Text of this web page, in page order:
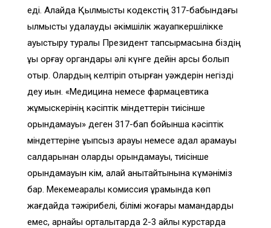
еді. Алайда Қылмыстық кодекстің 317-бабындағы
қылмыстық қудалауды әкімшілік жауапкершілікке
ауыстыру туралы Президент тапсырмасына біздің
құқық қорғау органдары әлі күнге дейін қарсы болып
отыр. Олардың келтіріп отырған уәждерін негізді
деу қиын. «Медицина немесе фармацевтика
жұмыскерiнiң кәсiптік мiндеттерiн тиiсiнше
орындамауы» деген 317-бап бойынша кәсiптік
мiндеттерiне ұқыпсыз қарауы немесе адал қарамауы
салдарынан оларды орындамауы, тиiсiнше
орындамауын кім, қалай анықтайтынына күмәніміз
бар. Мекемеаралық комиссия құрамында көп
жағдайда тәжірибелі, білімі жоғары мамандарды
емес, арнайы орталықтарда 2-3 айлық курстарда